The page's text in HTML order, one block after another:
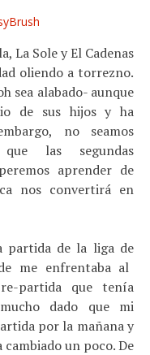
La Sole y El Cadenas
oliendo a torrezno.
sea alabado- aunque
de sus hijos y ha
no seamos
que las segundas
aprender de
nos convertirá en
partida de la liga de
me enfrentaba al
partida que tenía
dado que mi
por la mañana y
un poco. De